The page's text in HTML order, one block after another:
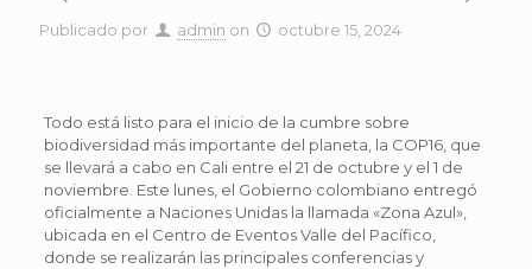
Publicado por admin on octubre 15, 2024
Todo está listo para el inicio de la cumbre sobre
biodiversidad más importante del planeta, la COP16, que
se llevará a cabo en Cali entre el 21 de octubre y el 1 de
noviembre. Este lunes, el Gobierno colombiano entregó
oficialmente a Naciones Unidas la llamada «Zona Azul»,
ubicada en el Centro de Eventos Valle del Pacífico,
donde se realizarán las principales conferencias y